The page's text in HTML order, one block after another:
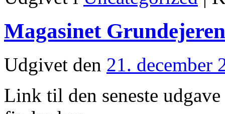
Magasinet
Udgivet den 21. december
Link til den seneste